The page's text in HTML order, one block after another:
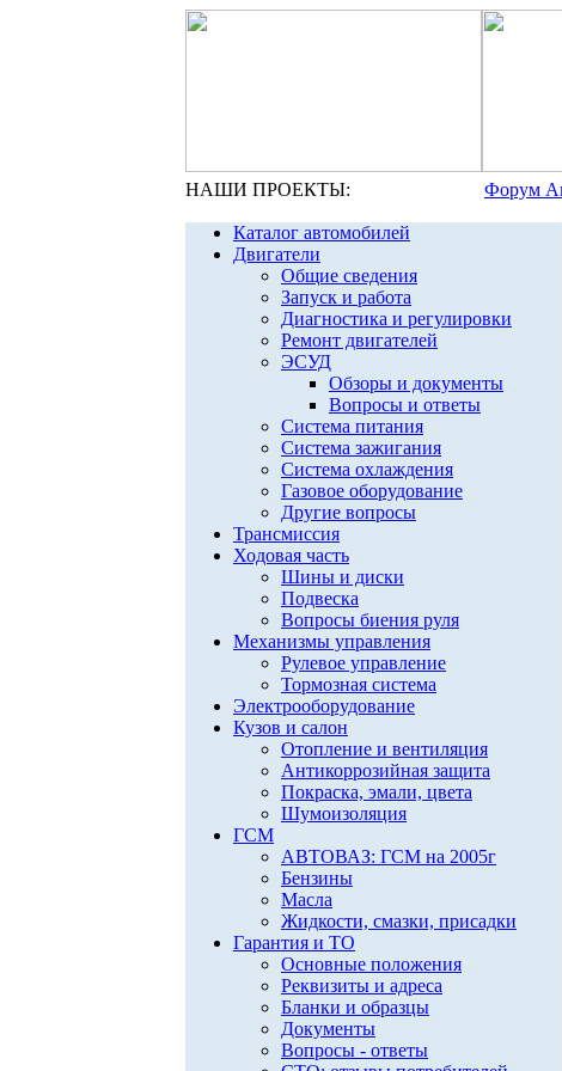
НАШИ ПРОЕКТЫ: Форум
Каталог автомобилей
Двигатели
Общие сведения
Запуск и работа
Диагностика и регулировки
Ремонт двигателей
ЭСУД
Обзоры и документы
Вопросы и ответы
Система питания
Система зажигания
Система охлаждения
Газовое оборудование
Другие вопросы
Трансмиссия
Ходовая часть
Шины и диски
Подвеска
Вопросы биения руля
Механизмы управления
Рулевое управление
Тормозная система
Электрооборудование
Кузов и салон
Отопление и вентиляция
Антикоррозийная защита
Покраска, эмали, цвета
Шумоизоляция
ГСМ
АВТОВАЗ: ГСМ на 2005г
Бензины
Масла
Жидкости, смазки, присадки
Гарантия и ТО
Основные положения
Реквизиты и адреса
Бланки и образцы
Документы
Вопросы - ответы